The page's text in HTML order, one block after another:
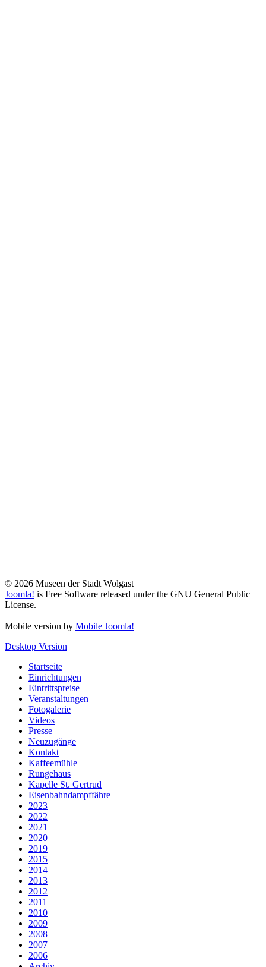
© 2026 Museen der Stadt Wolgast
Joomla! is Free Software released under the GNU General Public
License.
Mobile version by Mobile Joomla!
Desktop Version
Startseite
Einrichtungen
Eintrittspreise
Veranstaltungen
Fotogalerie
Videos
Presse
Neuzugänge
Kontakt
Kaffeemühle
Rungehaus
Kapelle St. Gertrud
Eisenbahndampffähre
2023
2022
2021
2020
2019
2015
2014
2013
2012
2011
2010
2009
2008
2007
2006